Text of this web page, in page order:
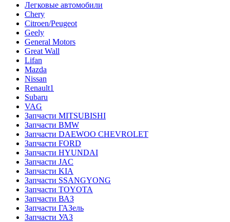
Легковые автомобили
Chery
Citroen/Peugeot
Geely
General Motors
Great Wall
Lifan
Mazda
Nissan
Renault1
Subaru
VAG
Запчасти MITSUBISHI
Запчасти BMW
Запчасти DAEWOO CHEVROLET
Запчасти FORD
Запчасти HYUNDAI
Запчасти JAC
Запчасти KIA
Запчасти SSANGYONG
Запчасти TOYOTA
Запчасти ВАЗ
Запчасти ГАЗель
Запчасти УАЗ